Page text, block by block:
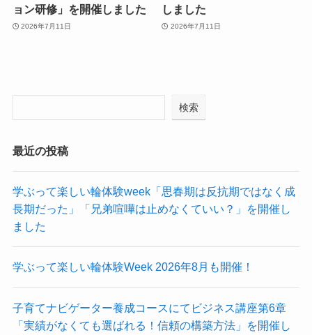
ョン研修」を開催しました
2026年7月11日
しました
2026年7月11日
検索
最近の投稿
学ぶって楽しい輪体験week「思春期は反抗期ではなく成
長期だった」「兄弟喧嘩は止めなくていい？」を開催し
ました
学ぶって楽しい輪体験Week 2026年8月も開催！
子育てナビゲーター養成コースにてビジネス講座第6章
「実績がなくても選ばれる！信頼の構築方法」を開催し